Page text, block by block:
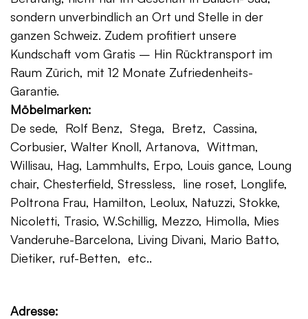
sondern unverbindlich an Ort und Stelle in der
ganzen Schweiz. Zudem profitiert unsere
Kundschaft vom Gratis – Hin Rücktransport im
Raum Zürich, mit 12 Monate Zufriedenheits-
Garantie.
Möbelmarken:
De sede, Rolf Benz, Stega, Bretz, Cassina,
Corbusier, Walter Knoll, Artanova, Wittman,
Willisau, Hag, Lammhults, Erpo, Louis gance, Loung
chair, Chesterfield, Stressless, line roset, Longlife,
Poltrona Frau, Hamilton, Leolux, Natuzzi, Stokke,
Nicoletti, Trasio, W.Schillig, Mezzo, Himolla, Mies
Vanderuhe-Barcelona, Living Divani, Mario Batto,
Dietiker, ruf-Betten, etc..
Adresse: